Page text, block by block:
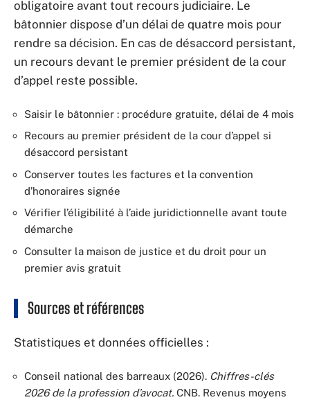
obligatoire avant tout recours judiciaire. Le
bâtonnier dispose d’un délai de quatre mois pour
rendre sa décision. En cas de désaccord persistant,
un recours devant le premier président de la cour
d’appel reste possible.
Saisir le bâtonnier : procédure gratuite, délai de 4 mois
Recours au premier président de la cour d’appel si
désaccord persistant
Conserver toutes les factures et la convention
d’honoraires signée
Vérifier l’éligibilité à l’aide juridictionnelle avant toute
démarche
Consulter la maison de justice et du droit pour un
premier avis gratuit
Sources et références
Statistiques et données officielles :
Conseil national des barreaux (2026). Chiffres-clés
2026 de la profession d’avocat. CNB. Revenus moyens